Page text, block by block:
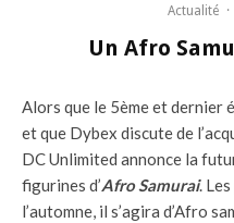
Actualité ·
Un Afro
Alors que le 5ème et dernier
et que Dybex discute de
DC Unlimited annonce la
figurines d’Afro Samurai.
l’automne, il s’agira d’Afro